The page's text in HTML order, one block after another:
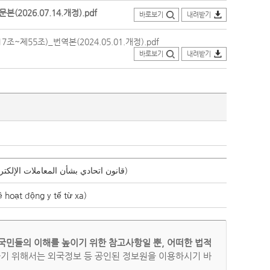
본(2026.07.14.개정).pdf 바로보기 내려받기
조~제55조)_번역본(2024.05.01.개정).pdf
바로보기 내려받기
전자거래 및 신용서비스에 관한 연방법률(قانون اتحادي بشأن المعاملات الإلكترونية وخدمات الثقة)
hoạt động y tế từ xa)
민들의 이해를 높이기 위한 참고사항일 뿐, 어떠한 법적
위해서는 외국정보 등 공인된 정보원을 이용하시기 바